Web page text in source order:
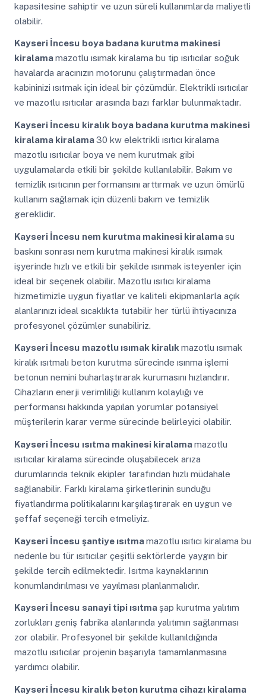
kapasitesine sahiptir ve uzun süreli kullanımlarda maliyetli
olabilir.
Kayseri İncesu boya badana kurutma makinesi
kiralamamazotlu ısımak kiralama bu tip ısıtıcılar soğuk
havalarda aracınızın motorunu çalıştırmadan önce
kabininizi ısıtmak için ideal bir çözümdür. Elektrikli ısıtıcılar
ve mazotlu ısıtıcılar arasında bazı farklar bulunmaktadır.
Kayseri İncesu kiralık boya badana kurutma makinesi
kiralama kiralama30 kw elektrikli ısıtıcı kiralama
mazotlu ısıtıcılar boya ve nem kurutmak gibi
uygulamalarda etkili bir şekilde kullanılabilir. Bakım ve
temizlik ısıtıcının performansını arttırmak ve uzun ömürlü
kullanım sağlamak için düzenli bakım ve temizlik
gereklidir.
Kayseri İncesu nem kurutma makinesi kiralamasu
baskını sonrası nem kurutma makinesi kiralık ısımak
işyerinde hızlı ve etkili bir şekilde ısınmak isteyenler için
ideal bir seçenek olabilir. Mazotlu ısıtıcı kiralama
hizmetimizle uygun fiyatlar ve kaliteli ekipmanlarla açık
alanlarınızı ideal sıcaklıkta tutabilir her türlü ihtiyacınıza
profesyonel çözümler sunabiliriz.
Kayseri İncesu mazotlu ısımak kiralık mazotlu ısımak
kiralık ısıtmalı beton kurutma sürecinde ısınma işlemi
betonun nemini buharlaştırarak kurumasını hızlandırır.
Cihazların enerji verimliliği kullanım kolaylığı ve
performansı hakkında yapılan yorumlar potansiyel
müşterilerin karar verme sürecinde belirleyici olabilir.
Kayseri İncesu ısıtma makinesi kiralamamazotlu
ısıtıcılar kiralama sürecinde oluşabilecek arıza
durumlarında teknik ekipler tarafından hızlı müdahale
sağlanabilir. Farklı kiralama şirketlerinin sunduğu
fiyatlandırma politikalarını karşılaştırarak en uygun ve
şeffaf seçeneği tercih etmeliyiz.
Kayseri İncesu şantiye ısıtmamazotlu ısıtıcı kiralama bu
nedenle bu tür ısıtıcılar çeşitli sektörlerde yaygın bir
şekilde tercih edilmektedir. Isıtma kaynaklarının
konumlandırılması ve yayılması planlanmalıdır.
Kayseri İncesu sanayi tipi ısıtma şap kurutma yalıtım
zorlukları geniş fabrika alanlarında yalıtımın sağlanması
zor olabilir. Profesyonel bir şekilde kullanıldığında
mazotlu ısıtıcılar projenin başarıyla tamamlanmasına
yardımcı olabilir.
Kayseri İncesu kiralık beton kurutma cihazı kiralama